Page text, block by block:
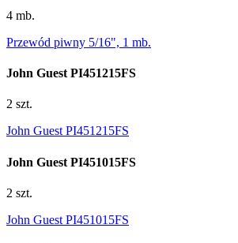
4 mb.
Przewód piwny 5/16", 1 mb.
John Guest PI451215FS
2 szt.
John Guest PI451215FS
John Guest PI451015FS
2 szt.
John Guest PI451015FS